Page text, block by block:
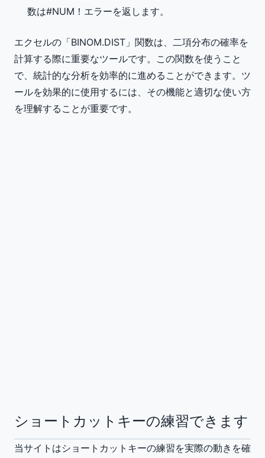
数は#NUM！エラーを返します。
エクセルの「BINOM.DIST」関数は、二項分布の確率を
計算する際に重要なツールです。この関数を使うこと
で、統計的な分析を効率的に進めることができます。ツ
ールを効果的に使用するには、その機能と適切な使い方
を理解することが重要です。
ショートカットキーの練習できます
当サイトはショートカットキーの練習を実際の動きを確